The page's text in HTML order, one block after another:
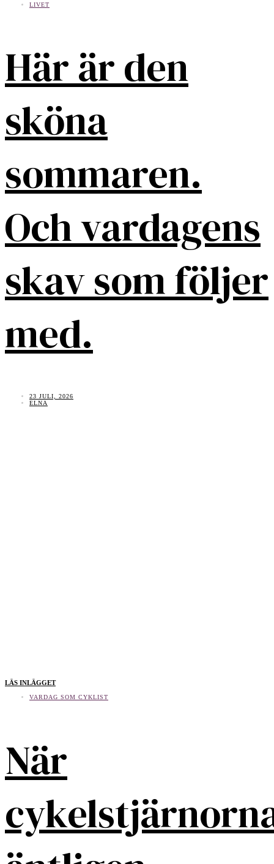
LIVET
Här är den
sköna
sommaren.
Och vardagens
skav som följer
med.
23 JULI, 2026
ELNA
LÄS INLÄGGET
VARDAG SOM CYKLIST
När